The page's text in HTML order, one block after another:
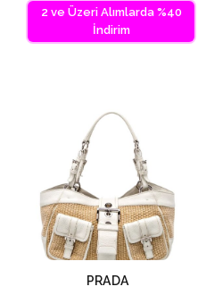
2 ve Üzeri Alımlarda %40
İndirim
PRADA